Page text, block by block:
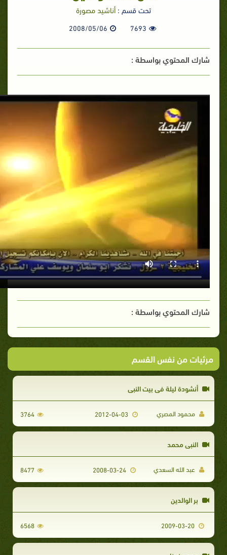
تحت قسم :أناشيد مصورة
7693
2008/05/06
شارك المحتوي بواسطة :
شارك المحتوي بواسطة :
مرئيات من نفس القسم
أنشودة ليلة في بيت النبي
محمود المصري 3764
النبي محمد
عبد الله السعدي 2008-03-24
8477
بر الوالدين
6568